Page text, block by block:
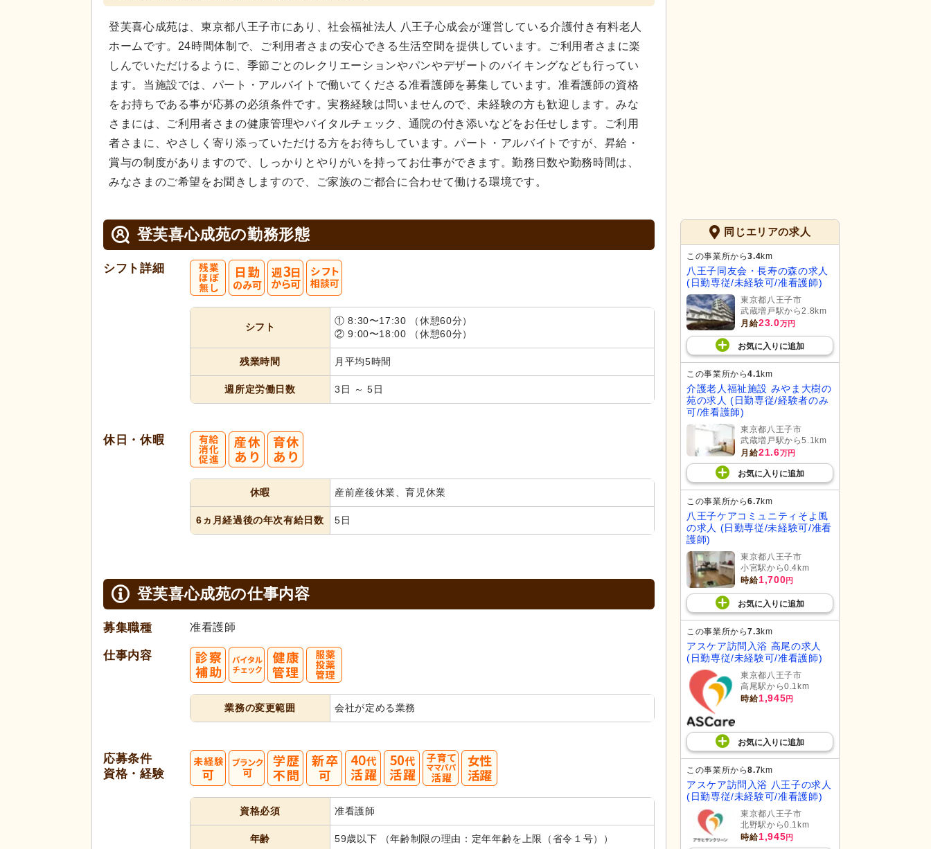
登芙喜心成苑は、東京都八王子市にあり、社会福祉法人 八王子心成会が運営している介護付き有料老人
ホームです。24時間体制で、ご利用者さまの安心できる生活空間を提供しています。ご利用者さまに楽
しんでいただけるように、季節ごとのレクリエーションやパンやデザートのバイキングなども行ってい
ます。当施設では、パート・アルバイトで働いてくださる准看護師を募集しています。准看護師の資格
をお持ちである事が応募の必須条件です。実務経験は問いませんので、未経験の方も歓迎します。みな
さまには、ご利用者さまの健康管理やバイタルチェック、通院の付き添いなどをお任せします。ご利用
者さまに、やさしく寄り添っていただける方をお待ちしています。パート・アルバイトですが、昇給・
賞与の制度がありますので、しっかりとやりがいを持ってお仕事ができます。勤務日数や勤務時間は、
みなさまのご希望をお聞きしますので、ご家族のご都合に合わせて働ける環境です。
登芙喜心成苑の勤務形態
シフト詳細
シフト
① 8:30〜17:30 （休憩60分）
② 9:00〜18:00 （休憩60分）
残業時間 月平均5時間
週所定労働日数 3日 ～ 5日
休日・休暇
休暇 産前産後休業、育児休業
6ヵ月経過後の年次有給日数 5日
登芙喜心成苑の仕事内容
募集職種 准看護師
仕事内容
業務の変更範囲 会社が定める業務
応募条件
資格・経験
資格必須 准看護師
年齢 59歳以下 （年齢制限の理由：定年年齢を上限（省令１号））
同じエリアの求人
この事業所から3.4km
八王子同友会・長寿の森の求人
(日勤専従/未経験可/准看護師)
東京都八王子市
武蔵増戸駅から2.8km
月給23.0万円
お気に入り に追加
この事業所から4.1km
介護老人福祉施設 みやま大樹の
苑の求人 (日勤専従/経験者のみ
可/准看護師)
東京都八王子市
武蔵増戸駅から5.1km
月給21.6万円
お気に入り に追加
この事業所から6.7km
八王子ケアコミュニティそよ風
の求人 (日勤専従/未経験可/准看
護師)
東京都八王子市
小宮駅から0.4km
時給1,700円
お気に入り に追加
この事業所から7.3km
アスケア訪問入浴 高尾の求人
(日勤専従/未経験可/准看護師)
東京都八王子市
高尾駅から0.1km
時給1,945円
お気に入り に追加
この事業所から8.7km
アスケア訪問入浴 八王子の求人
(日勤専従/未経験可/准看護師)
東京都八王子市
北野駅から0.1km
時給1,945円